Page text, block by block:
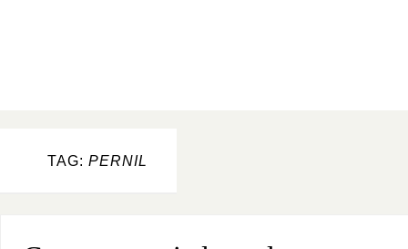
TAG: PERNIL